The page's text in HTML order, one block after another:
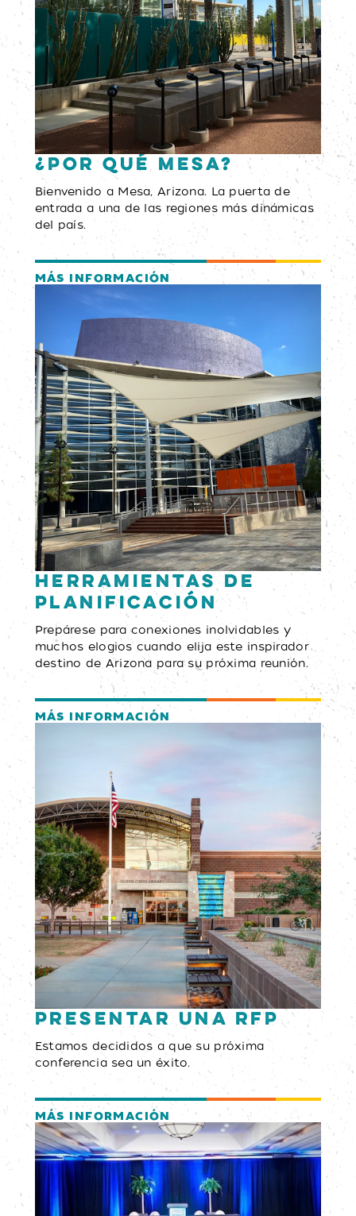
¿Por qué Mesa?
Bienvenido a Mesa, Arizona. La puerta de
entrada a una de las regiones más dinámicas
del país.
MÁS INFORMACIÓN
Herramientas de
planificación
Prepárese para conexiones inolvidables y
muchos elogios cuando elija este inspirador
destino de Arizona para su próxima reunión.
MÁS INFORMACIÓN
Presentar una RFP
Estamos decididos a que su próxima
conferencia sea un éxito.
MÁS INFORMACIÓN